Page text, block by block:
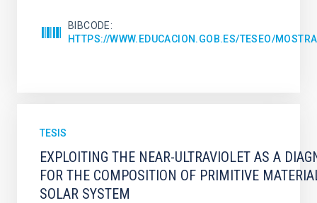
BIBCODE
HTTPS://WWW.EDUCACION.GOB.ES/TESEO/
TESIS
EXPLOITING THE NEAR-ULTRAVIOLET AS A
FOR THE COMPOSITION OF PRIMITIVE
SOLAR SYSTEM